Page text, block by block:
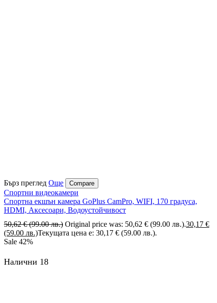
Бърз преглед Още Compare
Спортни видеокамери
Спортна екшън камера GoPlus CamPro, WIFI, 170 градуса,
HDMI, Аксесоари, Водоустойчивост
50,62€ (99.00 лв.) Original price was: 50,62 € (99.00 лв.).30,17 €
(59.00 лв.)Текущата цена е: 30,17 € (59.00 лв.).
Sale 42%
Налични 18